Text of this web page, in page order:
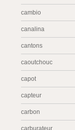
cambio
canalina
cantons
caoutchouc
capot
capteur
carbon
carburateur